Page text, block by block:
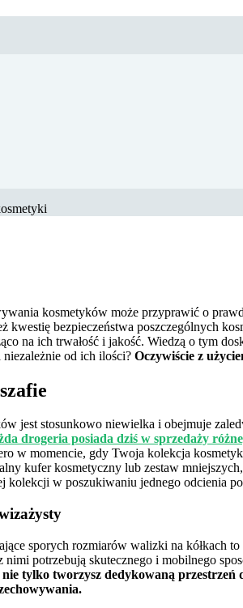
kosmetyków może przyprawić o
kwestię bezpieczeństwa poszczególnych
na ich trwałość i jakość. Wiedzą o tym
od ich ilości? Oczywiście z
jest stosunkowo niewielka i obejmuje
drogeria posiada dziś w sprzedaży
w momencie, gdy Twoja kolekcja
kufer kosmetyczny lub zestaw
kolekcji w poszukiwaniu jednego odcienia
sporych rozmiarów walizki na
potrzebują skutecznego i mobilnego
tylko tworzysz dedykowaną